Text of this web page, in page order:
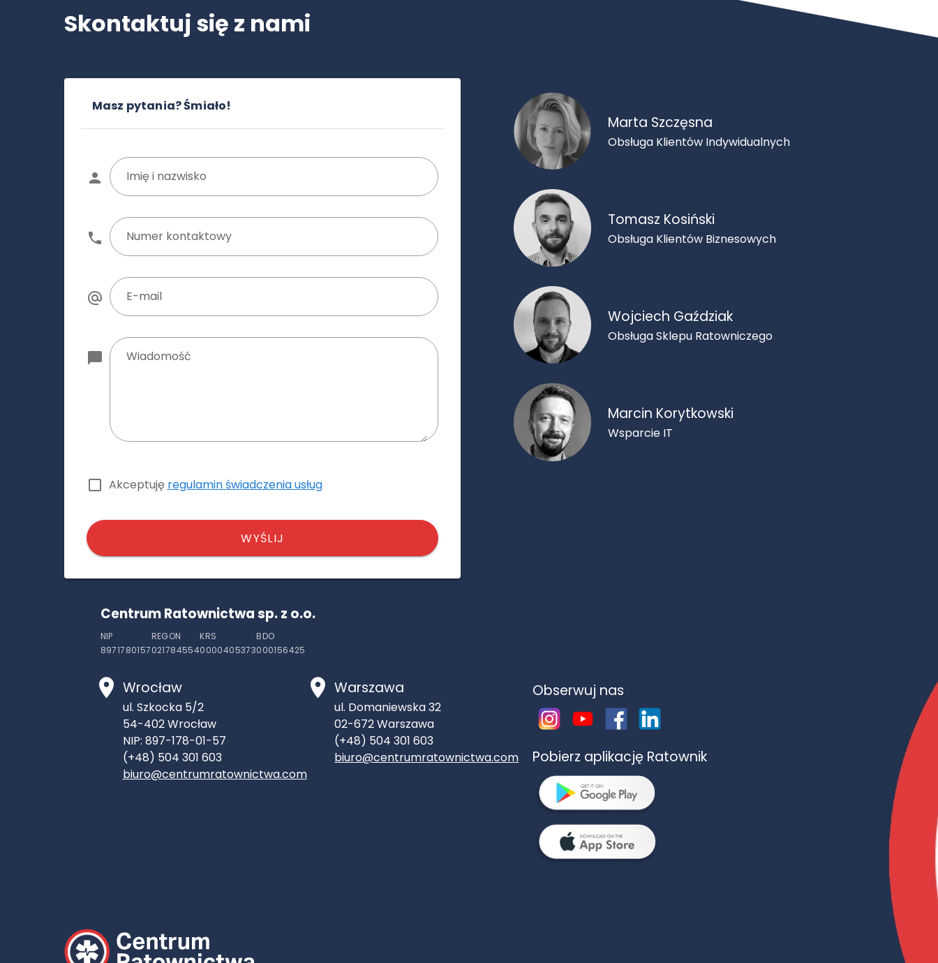
Skontaktuj się z nami
Masz pytania? Śmiało!
Imię i nazwisko
Numer kontaktowy
E-mail
Wiadomość
Akceptuję regulamin świadczenia usług
WYŚLIJ
Marta Szczęsna
Obsługa Klientów Indywidualnych
Tomasz Kosiński
Obsługa Klientów Biznesowych
Wojciech Gaździak
Obsługa Sklepu Ratowniczego
Marcin Korytkowski
Wsparcie IT
Centrum Ratownictwa sp. z o.o.
NIP
8971780157
REGON
021784554
KRS
0000405373
BDO
000156425
Wrocław
ul. Szkocka 5/2
54-402Wrocław
NIP: 897-178-01-57
(+48) 504 301 603
biuro@centrumratownictwa.com
Warszawa
ul. Domaniewska 32
02-672Warszawa
(+48) 504 301 603
biuro@centrumratownictwa.com
Obserwuj nas
Pobierz aplikację Ratownik